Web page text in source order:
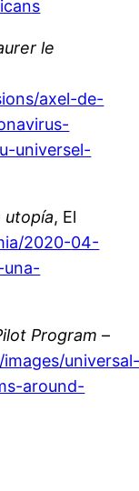
le
axel-de-
universel-
utopía, El
2020-04-
Program –
around-